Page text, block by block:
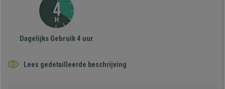
Dagelijks Gebruik 4 uur
Lees gedetailleerde beschrijving